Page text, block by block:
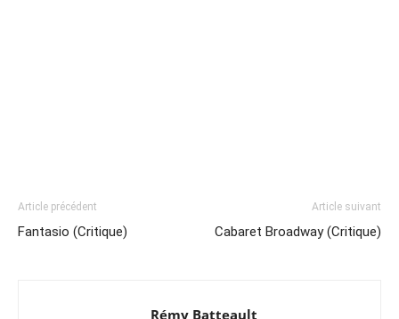
Article précédent
Fantasio (Critique)
Article suivant
Cabaret Broadway (Critique)
Rémy Batteault